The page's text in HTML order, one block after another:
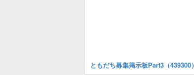
ともだち募集掲示板Part3（439300）